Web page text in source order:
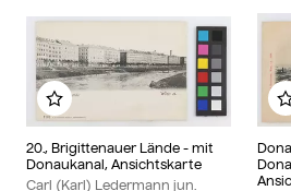
20., Brigittenauer Lände - mit
Donaukanal, Ansichtskarte
Carl (Karl) Ledermann jun.
Zu meinem Album